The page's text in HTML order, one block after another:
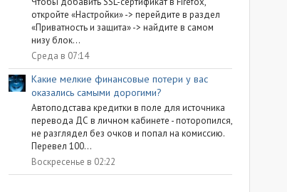
откройте «Настройки» -> перейдите в раздел
«Приватность и защита» -> найдите в самом
низу блок...
Среда в 07:14
Какие мелкие финансовые потери у вас
оказались самыми дорогими?
Автоподстава кредитки в поле для источника
перевода ДС в личном кабинете - поторопился,
не разглядел без очков и попал на комиссию.
Перевел 100...
Воскресенье в 02:22